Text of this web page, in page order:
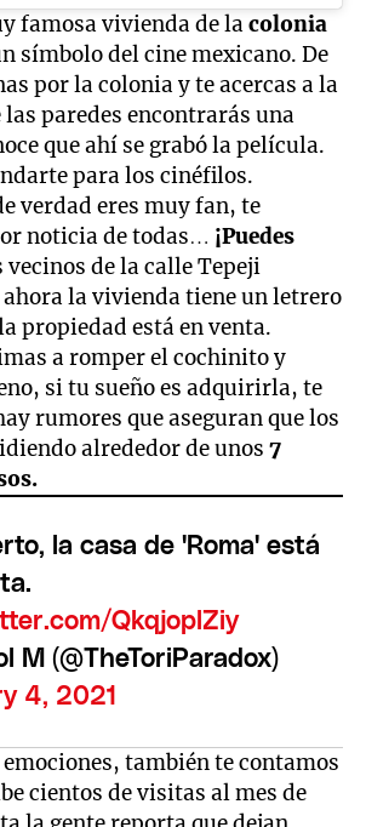
famosa vivienda de lacolonia
símbolo del cine mexicano. De
por la colonia y te acercas a la
las paredes encontrarás una
que ahí se grabó la película.
para los cinéfilos.
verdad eres muy fan, te
noticia de todas… ¡Puedes
vecinos de la calle Tepeji
la vivienda tiene un letrero
propiedad está en venta.
a romper el cochinito y
si tu sueño es adquirirla, te
rumores que aseguran que los
alrededor de unos7
la casa de 'Roma' está
QkqjoplZiy
M (@TheToriParadox)
4, 2021
emociones, también te contamos
cientos de visitas al mes de